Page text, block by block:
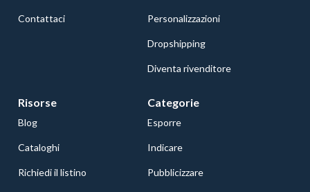
Contattaci Personalizzazioni
Dropshipping
Diventa rivenditore
Risorse
Blog
Cataloghi
Richiedi il listino
Categorie
Esporre
Indicare
Pubblicizzare